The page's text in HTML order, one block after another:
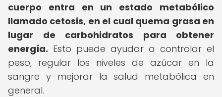
cuerpo entra en un estado metabólico
llamado cetosis, en el cual quema grasa en
lugar de carbohidratos para obtener
energía. Esto puede ayudar a controlar el
peso, regular los niveles de azúcar en la
sangre y mejorar la salud metabólica en
general.